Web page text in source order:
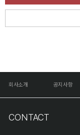
회사소개 공지사항
CONTACT